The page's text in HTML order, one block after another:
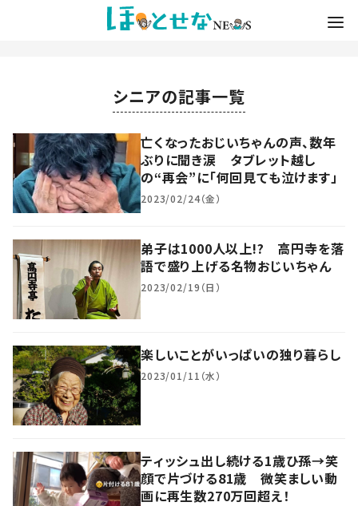
シニアの記事一覧
亡くなったおじいちゃんの声、数年
ぶりに聞き涙 タブレット越し
の“再会”に「何回見ても泣けます」
2023/02/24（金）
弟子は1000人以上!? 高円寺を落
語で盛り上げる名物おじいちゃん
2023/02/19（日）
楽しいことがいっぱいの独り暮らし
2023/01/11（水）
ティッシュ出し続ける1歳ひ孫→笑
顔で片づける81歳 微笑ましい動
画に再生数270万回超え！